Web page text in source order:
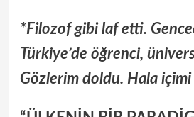
*Filozof gibi laf etti.
Türkiye’de öğrenci,
Gözlerim doldu. Hala içimi